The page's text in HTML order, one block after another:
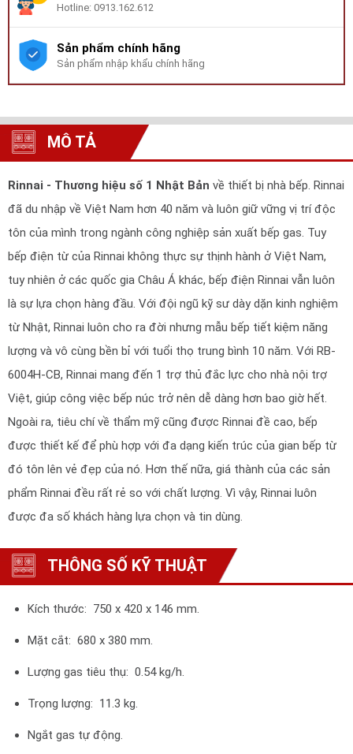
Hotline: 0913.162.612
Sản phẩm chính hãng
Sản phẩm nhập khẩu chính hãng
MÔ TẢ
Rinnai - Thương hiệu số 1 Nhật Bản về thiết bị nhà bếp. Rinnai
đã du nhập về Việt Nam hơn 40 năm và luôn giữ vững vị trí độc
tôn của mình trong ngành công nghiệp sản xuất bếp gas. Tuy
bếp điện từ của Rinnai không thực sự thịnh hành ở Việt Nam,
tuy nhiên ở các quốc gia Châu Á khác, bếp điện Rinnai vẫn luôn
là sự lựa chọn hàng đầu. Với đội ngũ kỹ sư dày dặn kinh nghiệm
từ Nhật, Rinnai luôn cho ra đời nhưng mẫu bếp tiết kiệm năng
lượng và vô cùng bền bỉ với tuổi thọ trung bình 10 năm. Với RB-
6004H-CB, Rinnai mang đến 1 trợ thủ đắc lực cho nhà nội trợ
Việt, giúp công việc bếp núc trở nên dễ dàng hơn bao giờ hết.
Ngoài ra, tiêu chí về thẩm mỹ cũng được Rinnai đề cao, bếp
được thiết kế để phù hợp với đa dạng kiến trúc của gian bếp từ
đó tôn lên vẻ đẹp của nó. Hơn thế nữa, giá thành của các sản
phẩm Rinnai đều rất rẻ so với chất lượng. Vì vậy, Rinnai luôn
được đa số khách hàng lựa chọn và tin dùng.
THÔNG SỐ KỸ THUẬT
Kích thước: 750 x 420 x 146 mm.
Mặt cắt: 680 x 380 mm.
Lượng gas tiêu thụ: 0.54 kg/h.
Trọng lượng: 11.3 kg.
Ngắt gas tự động.